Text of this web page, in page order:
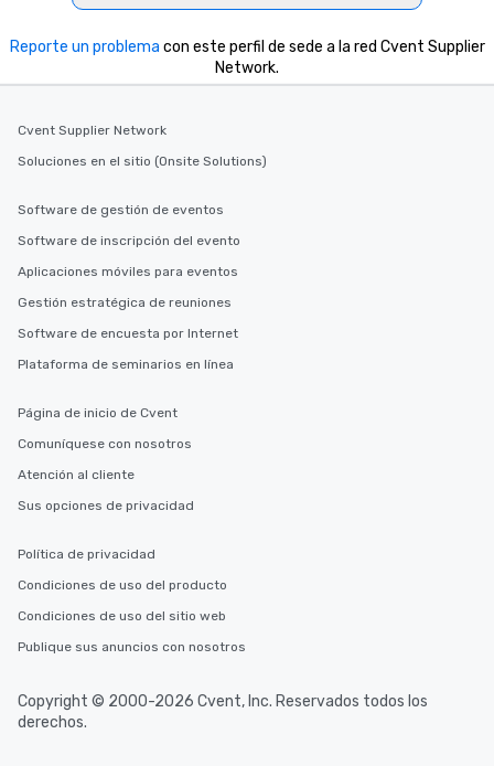
Reporte un problema con este perfil de sede a la red Cvent Supplier
Network.
Cvent Supplier Network
Soluciones en el sitio (Onsite Solutions)
Software de gestión de eventos
Software de inscripción del evento
Aplicaciones móviles para eventos
Gestión estratégica de reuniones
Software de encuesta por Internet
Plataforma de seminarios en línea
Página de inicio de Cvent
Comuníquese con nosotros
Atención al cliente
Sus opciones de privacidad
Política de privacidad
Condiciones de uso del producto
Condiciones de uso del sitio web
Publique sus anuncios con nosotros
Copyright © 2000-2026 Cvent, Inc. Reservados todos los
derechos.